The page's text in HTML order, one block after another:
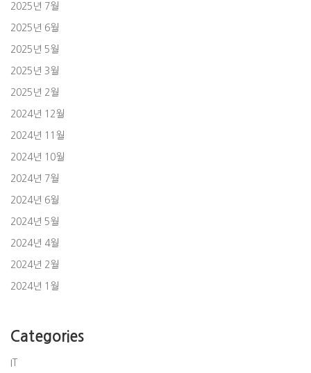
2025년 7월
2025년 6월
2025년 5월
2025년 3월
2025년 2월
2024년 12월
2024년 11월
2024년 10월
2024년 7월
2024년 6월
2024년 5월
2024년 4월
2024년 2월
2024년 1월
Categories
IT